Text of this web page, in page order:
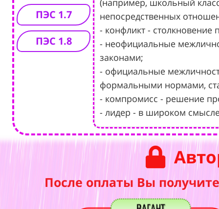
ПЭС 1.7
ПЭС 1.8
(например, школьный
непосредственных
- конфликт -
- неофициальные
законами;
- официальные
формальными нормами,
- компромисс - решение
- лидер - в широком
После оплаты Вы